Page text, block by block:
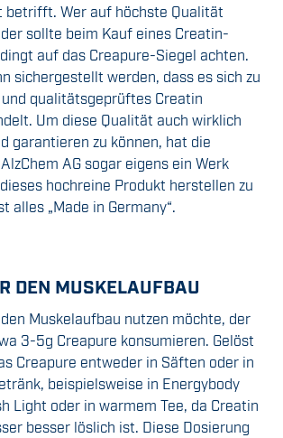
betrifft. Wer auf höchste Qualität
sollte beim Kauf eines Creatin-
auf das Creapure-Siegel achten.
sichergestellt werden, dass es sich zu
und qualitätsgeprüftes Creatin
Um diese Qualität auch wirklich
garantieren zu können, hat die
AG sogar eigens ein Werk
hochreine Produkt herstellen zu
alles „Made in Germany“.
DEN MUSKELAUFBAU
Muskelaufbau nutzen möchte, der
3-5g Creapure konsumieren. Gelöst
Creapure entweder in Säften oder in
beispielsweise in Energybody
Light oder in warmem Tee, da Creatin
besser löslich ist. Diese Dosierung